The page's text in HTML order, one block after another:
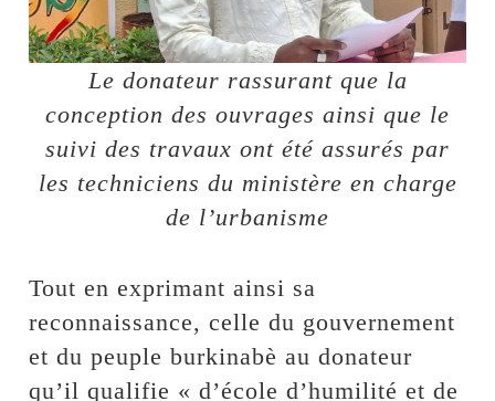
Le donateur rassurant que la
conception des ouvrages ainsi que le
suivi des travaux ont été assurés par
les techniciens du ministère en charge
de l’urbanisme
Tout en exprimant ainsi sa
reconnaissance, celle du gouvernement
et du peuple burkinabè au donateur
qu’il qualifie « d’école d’humilité et de